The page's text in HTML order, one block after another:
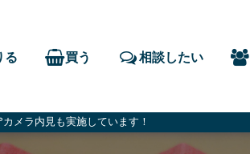
る 買う 相談したい
メラ内見も実施しています！